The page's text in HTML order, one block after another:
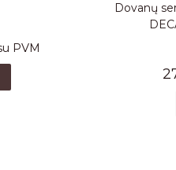
PVM
Dovanų